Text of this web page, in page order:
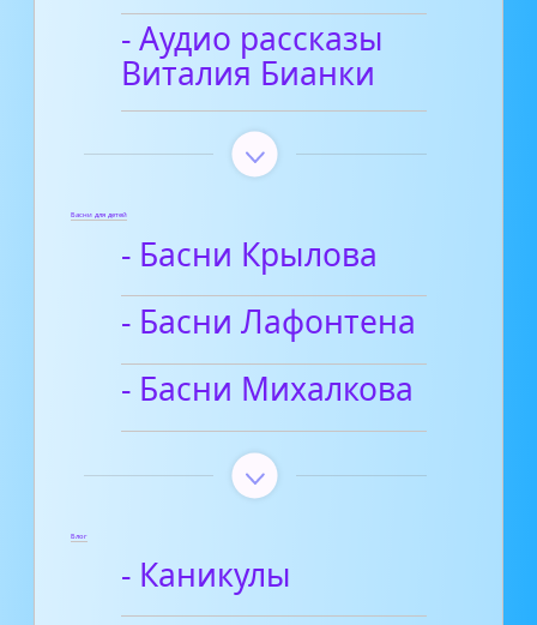
- Аудио рассказы
Виталия Бианки
Басни для детей
- Басни Крылова
- Басни Лафонтена
- Басни Михалкова
Блог
- Каникулы